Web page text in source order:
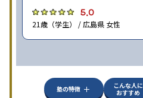
5.0
21歳（学生） / 広島県 女性
塾の特徴
こんな人に
おすすめ